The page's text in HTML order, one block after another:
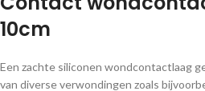
10cm
Een zachte siliconen wondcontactlaag
van diverse verwondingen zoals